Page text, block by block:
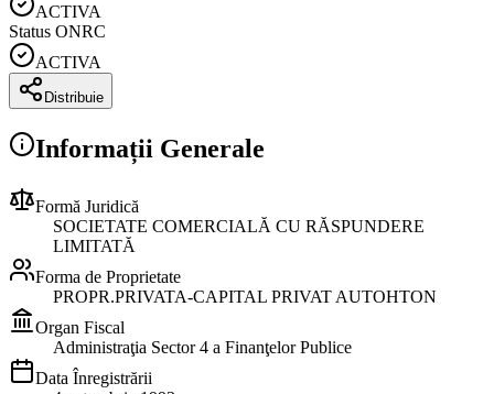
ACTIVA
Status ONRC
ACTIVA
Distribuie
Informații Generale
Formă Juridică
SOCIETATE COMERCIALĂ CU RĂSPUNDERE
LIMITATĂ
Forma de Proprietate
PROPR.PRIVATA-CAPITAL PRIVAT AUTOHTON
Organ Fiscal
Administraţia Sector 4 a Finanţelor Publice
Data Înregistrării